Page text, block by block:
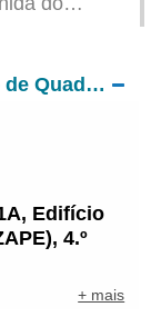
de
de 18 de
Comissão de Desenvolvimento de Quadros Qualificados
Edifício
4.º
+ mais